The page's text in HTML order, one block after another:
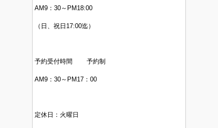
AM9：30～PM18:00
（日、祝日17:00迄）
予約受付時間 予約制
AM9：30～PM17：00
定休日： 火曜日